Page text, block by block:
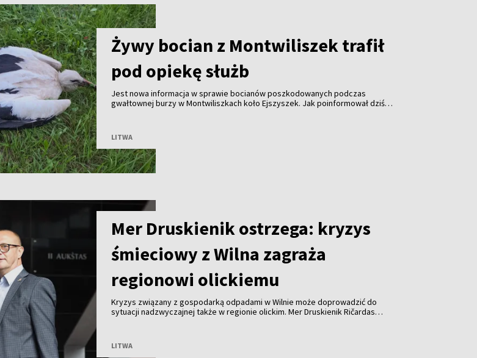
Żywy bocian z Montwiliszek trafił
pod opiekę służb
Jest nowa informacja w sprawie bocianów poszkodowanych podczas
gwałtownej burzy w Montwiliszkach koło Ejszyszek. Jak poinformował dziś
LITWA
Mer Druskienik ostrzega: kryzys
śmieciowy z Wilna zagraża
regionowi olickiemu
Kryzys związany z gospodarką odpadami w Wilnie może doprowadzić do
sytuacji nadzwyczajnej także w regionie olickim. Mer Druskienik Ričardas
LITWA